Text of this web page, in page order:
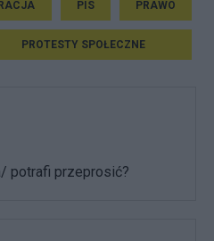
PIS PRAWO
PROTESTY SPOŁECZNE
potrafi przeprosić?